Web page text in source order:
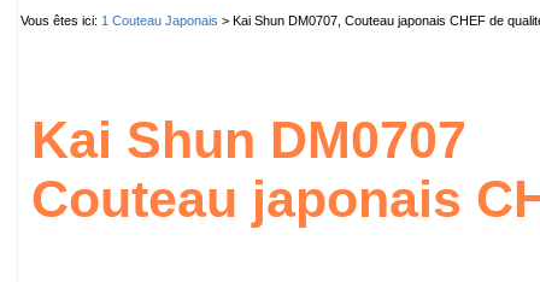
Vous êtes ici: 1 Couteau Japonais > Kai Shun DM0707, Couteau japonais CHEF de
Kai Shun DM0707
Couteau japonais